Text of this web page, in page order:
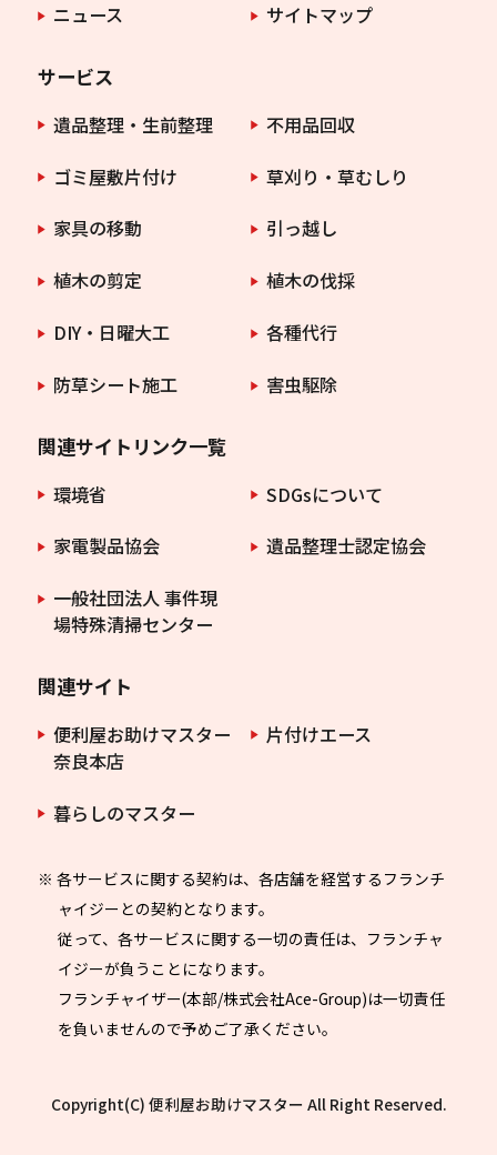
ニュース
サイトマップ
サービス
遺品整理・生前整理
不用品回収
ゴミ屋敷片付け
草刈り・草むしり
家具の移動
引っ越し
植木の剪定
植木の伐採
DIY・日曜大工
各種代行
防草シート施工
害虫駆除
関連サイトリンク一覧
環境省
SDGsについて
家電製品協会
遺品整理士認定協会
一般社団法人 事件現
場特殊清掃センター
関連サイト
便利屋お助けマスター
奈良本店
片付けエース
暮らしのマスター
※ 各サービスに関する契約は、各店舗を経営するフランチ
ャイジーとの契約となります。
従って、各サービスに関する一切の責任は、フランチャ
イジーが負うことになります。
フランチャイザー(本部/株式会社Ace-Group)は一切責任
を負いませんので予めご了承ください。
Copyright(C) 便利屋お助けマスター All Right Reserved.